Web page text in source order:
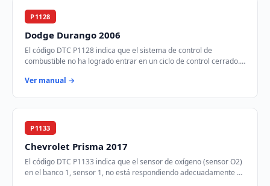
P1128
Dodge Durango 2006
El código DTC P1128 indica que el sistema de control de
combustible no ha logrado entrar en un ciclo de control cerrado.
Ver manual →
P1133
Chevrolet Prisma 2017
El código DTC P1133 indica que el sensor de oxígeno (sensor O2)
en el banco 1, sensor 1, no está respondiendo adecuadamente a